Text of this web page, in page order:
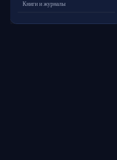
Книги и журналы